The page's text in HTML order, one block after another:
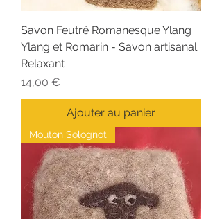
Savon Feutré Romanesque Ylang
Ylang et Romarin - Savon artisanal
Relaxant
Prix
14,00 €
Ajouter au panier
Mouton Solognot